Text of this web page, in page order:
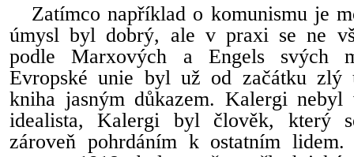
Zatímco například o komunismu je
úmysl byl dobrý, ale v praxi se ne
podle Marxových a Engels svých
Evropské unie byl už od začátku zlý
kniha jasným důkazem. Kalergi nebyl
idealista, Kalergi byl člověk, který
zároveň pohrdáním k ostatním